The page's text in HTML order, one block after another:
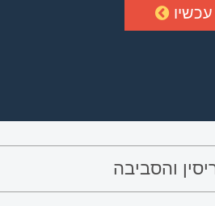
עכשיו
והסביבה